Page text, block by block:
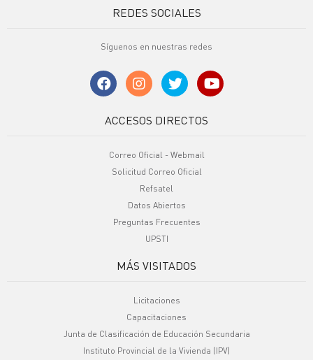
REDES SOCIALES
Síguenos en nuestras redes
ACCESOS DIRECTOS
Correo Oficial - Webmail
Solicitud Correo Oficial
Refsatel
Datos Abiertos
Preguntas Frecuentes
UPSTI
MÁS VISITADOS
Licitaciones
Capacitaciones
Junta de Clasificación de Educación Secundaria
Instituto Provincial de la Vivienda (IPV)